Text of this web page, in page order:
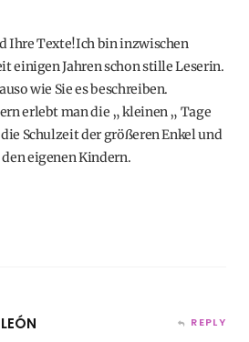
Ihre Texte!Ich bin inzwischen
einigen Jahren schon stille Leserin.
wie Sie es beschreiben.
erlebt man die „ kleinen „ Tage
Schulzeit der größeren Enkel und
eigenen Kindern.
REPLY